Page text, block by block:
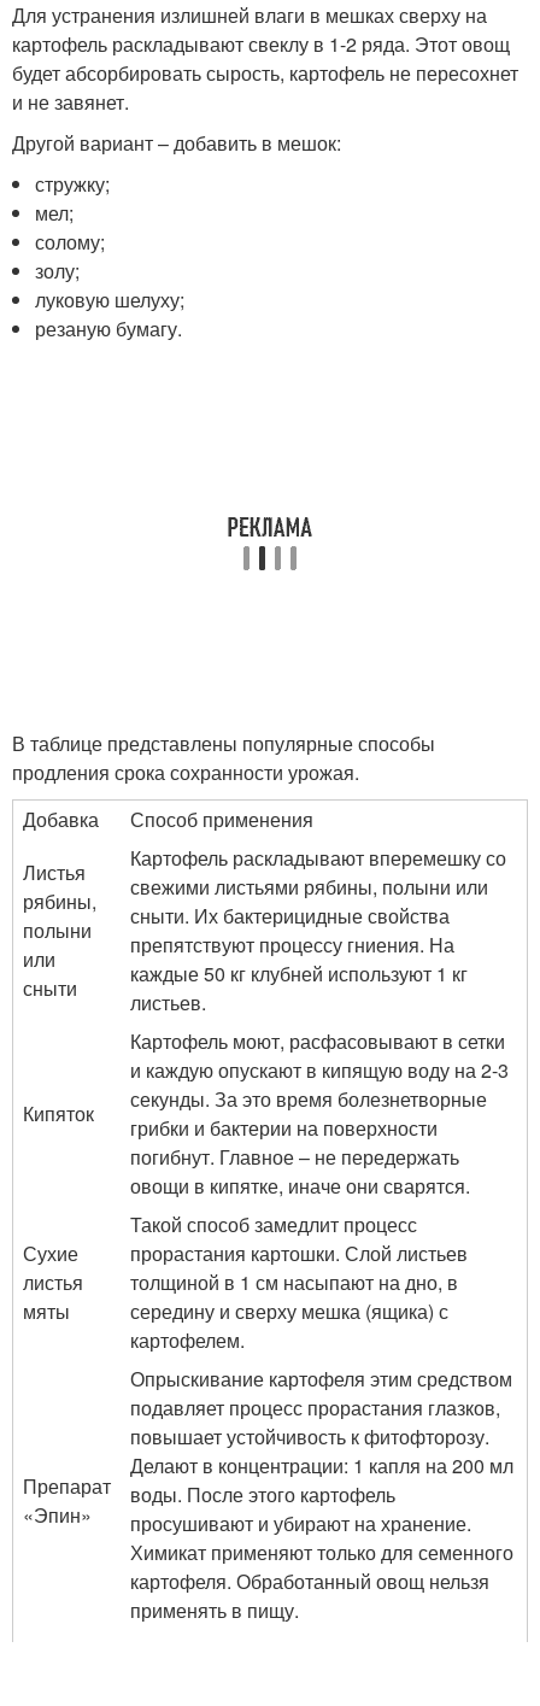
Для устранения излишней влаги в мешках сверху на
картофель раскладывают свеклу в 1-2 ряда. Этот овощ
будет абсорбировать сырость, картофель не пересохнет
и не завянет.
Другой вариант – добавить в мешок:
стружку;
мел;
солому;
золу;
луковую шелуху;
резаную бумагу.
В таблице представлены популярные способы
продления срока сохранности урожая.
Добавка
Способ применения
Листья
рябины,
полыни
или
сныти
Картофель раскладывают вперемешку со
свежими листьями рябины, полыни или
сныти. Их бактерицидные свойства
препятствуют процессу гниения. На
каждые 50 кг клубней используют 1 кг
листьев.
Кипяток
Картофель моют, расфасовывают в сетки
и каждую опускают в кипящую воду на 2-3
секунды. За это время болезнетворные
грибки и бактерии на поверхности
погибнут. Главное – не передержать
овощи в кипятке, иначе они сварятся.
Сухие
листья
мяты
Такой способ замедлит процесс
прорастания картошки. Слой листьев
толщиной в 1 см насыпают на дно, в
середину и сверху мешка (ящика) с
картофелем.
Препарат
«Эпин»
Опрыскивание картофеля этим средством
подавляет процесс прорастания глазков,
повышает устойчивость к фитофторозу.
Делают в концентрации: 1 капля на 200 мл
воды. После этого картофель
просушивают и убирают на хранение.
Химикат применяют только для семенного
картофеля. Обработанный овощ нельзя
применять в пищу.